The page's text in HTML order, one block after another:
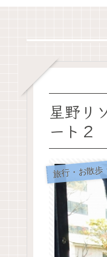
星野リ
ート２
旅行・お散